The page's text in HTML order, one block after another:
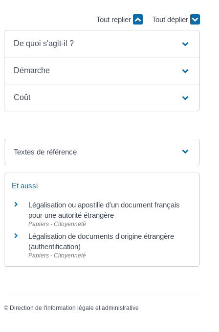
Tout replier Tout déplier
De quoi s'agit-il ?
Démarche
Coût
Textes de référence
Et aussi
Légalisation ou apostille d'un document français
pour une autorité étrangère
Papiers - Citoyenneté
Légalisation de documents d'origine étrangère
(authentification)
Papiers - Citoyenneté
© Direction de l'information légale et administrative